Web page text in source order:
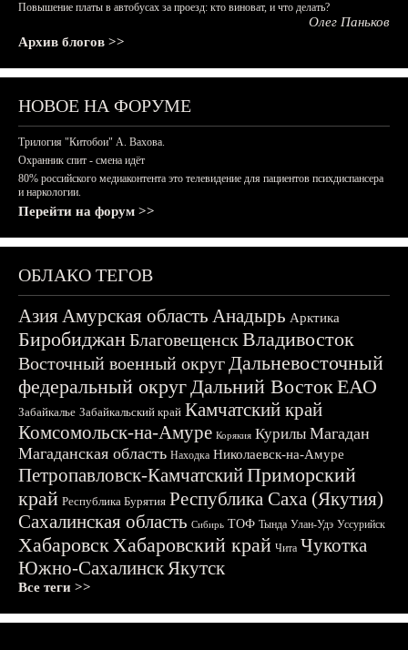
Повышение платы в автобусах за проезд: кто виноват, и что делать?
Олег Паньков
Архив блогов >>
НОВОЕ НА ФОРУМЕ
Трилогия "Китобои" А. Вахова.
Охранник спит - смена идёт
80% российского медиаконтента это телевидение для пациентов психдиспансера
и наркологии.
Перейти на форум >>
ОБЛАКО ТЕГОВ
АзияАмурская область Анадырь Арктика
БиробиджанБлаговещенскВладивосток
Восточный военный округДальневосточный
федеральный округДальний ВостокЕАО
Забайкалье Забайкальский край Камчатский край
Комсомольск-на-Амуре Корякия Курилы Магадан
Магаданская область Находка Николаевск-на-Амуре
Петропавловск-КамчатскийПриморский
край Республика Бурятия Республика Саха (Якутия)
Сахалинская область Сибирь ТОФ Тында Улан-Удэ Уссурийск
ХабаровскХабаровский край Чита Чукотка
Южно-СахалинскЯкутск
Все теги >>